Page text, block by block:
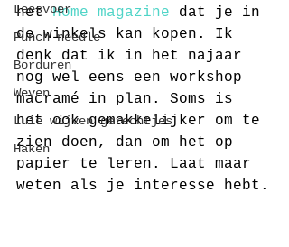
Leesvoer
Punch needle
Borduren
Weven
Luie wijven gerechtjes
Haken
het Home magazine dat je in
de winkels kan kopen. Ik
denk dat ik in het najaar
nog wel eens een workshop
macramé in plan. Soms is
het ook gemakkelijker om te
zien doen, dan om het op
papier te leren. Laat maar
weten als je interesse hebt.